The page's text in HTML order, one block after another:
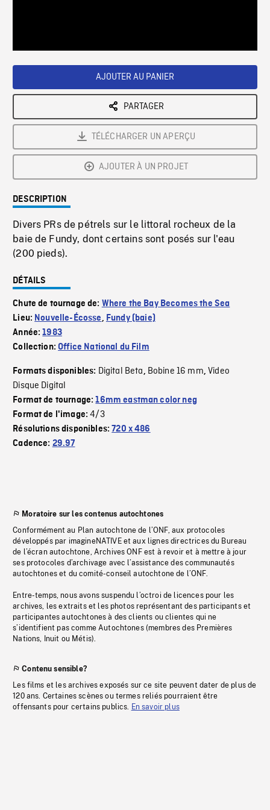
AJOUTER AU PANIER
PARTAGER
TÉLÉCHARGER UN APERÇU
AJOUTER À UN PROJET
DESCRIPTION
Divers PRs de pétrels sur le littoral rocheux de la
baie de Fundy, dont certains sont posés sur l'eau
(200 pieds).
DÉTAILS
Chute de tournage de: Where the Bay Becomes the Sea
Lieu: Nouvelle-Écosse, Fundy (baie)
Année:1983
Collection:Office National du Film
Formats disponibles: Digital Beta, Bobine 16 mm,Video
Disque Digital
Format de tournage:16mm eastman color neg
Format de l'image:4/3
Résolutions disponibles:720 x 486
Cadence: 29.97
Moratoire sur les contenus autochtones
Conformément au Plan autochtone de l’ONF, aux protocoles
développés par imagineNATIVE et aux lignes directrices du Bureau
de l’écran autochtone, Archives ONF est à revoir et à mettre à jour
ses protocoles d’archivage avec l’assistance des communautés
autochtones et du comité-conseil autochtone de l’ONF.
Entre-temps, nous avons suspendu l’octroi de licences pour les
archives, les extraits et les photos représentant des participants et
participantes autochtones à des clients ou clientes qui ne
s’identifient pas comme Autochtones (membres des Premières
Nations, Inuit ou Métis).
Contenu sensible?
Les films et les archives exposés sur ce site peuvent dater de plus de
120 ans. Certaines scènes ou termes reliés pourraient être
offensants pour certains publics. En savoir plus